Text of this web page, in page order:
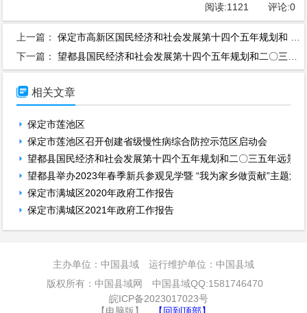
阅读:1121 评论:0
上一篇：保定市高新区国民经济和社会发展第十四个五年规划和 二〇三五年远景目标纲要
下一篇：望都县国民经济和社会发展第十四个五年规划和二〇三五年远景目标纲要
 相关文章
保定市莲池区
保定市莲池区召开创建省级慢性病综合防控示范区启动会
望都县国民经济和社会发展第十四个五年规划和二〇三五年远景
望都县举办2023年春季新兵参观见学暨 “我为家乡做贡献”主题活
保定市满城区2020年政府工作报告
保定市满城区2021年政府工作报告
主办单位：中国县域 运行维护单位：中国县域
版权所有：中国县域网 中国县域QQ:1581746470
皖ICP备2023017023号